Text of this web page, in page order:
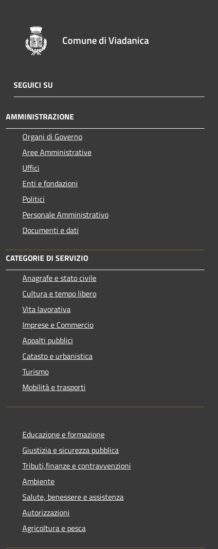
Comune di Viadanica
SEGUICI SU
AMMINISTRAZIONE
Organi di Governo
Aree Amministrative
Uffici
Enti e fondazioni
Politici
Personale Amministrativo
Documenti e dati
CATEGORIE DI SERVIZIO
Anagrafe e stato civile
Cultura e tempo libero
Vita lavorativa
Imprese e Commercio
Appalti pubblici
Catasto e urbanistica
Turismo
Mobilità e trasporti
Educazione e formazione
Giustizia e sicurezza pubblica
Tributi,finanze e contravvenzioni
Ambiente
Salute, benessere e assistenza
Autorizzazioni
Agricoltura e pesca